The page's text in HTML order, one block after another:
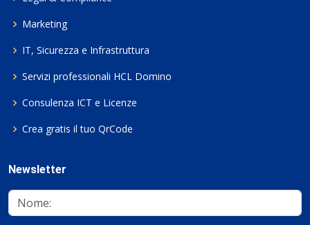
Marketing
IT, Sicurezza e Infrastruttura
Servizi professionali HCL Domino
Consulenza ICT e Licenze
Crea gratis il tuo QrCode
Newsletter